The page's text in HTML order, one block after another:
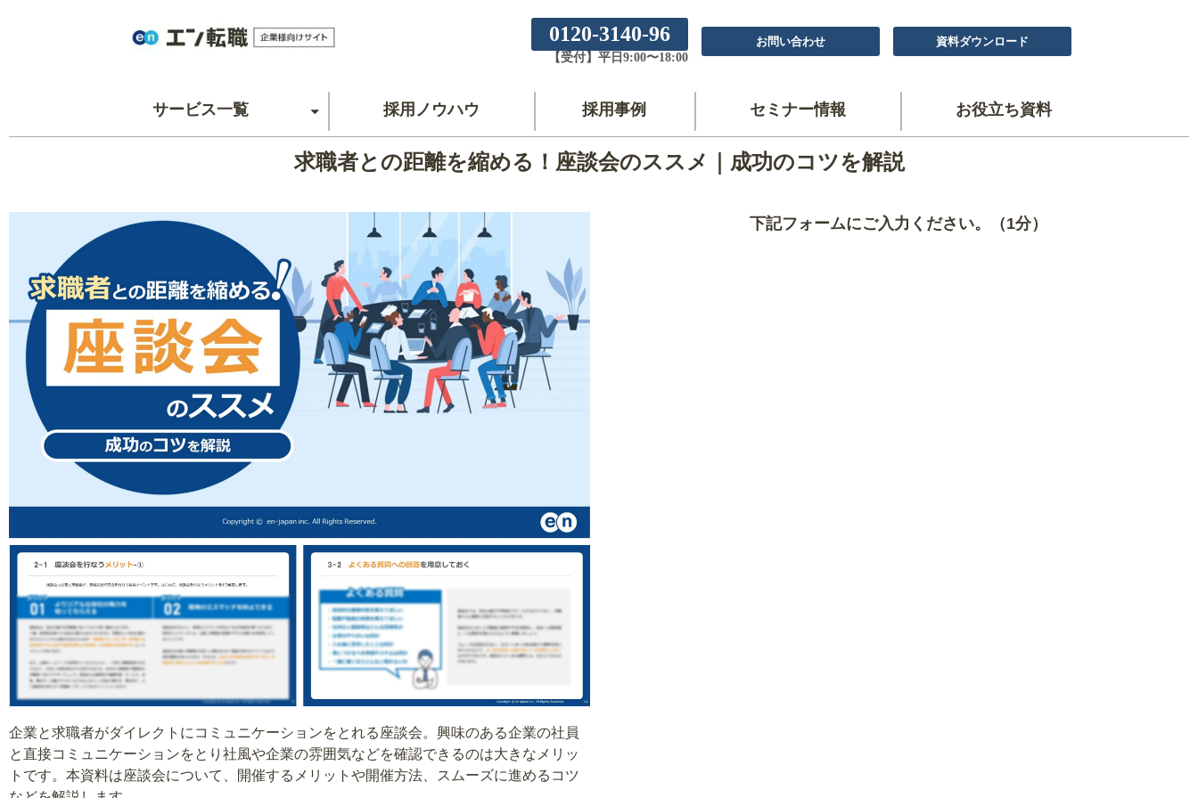
0120-3140-96
【受付】平日9:00〜18:00
お問い合わせ 資料ダウンロード
サービス一覧 採用ノウハウ 採用事例 セミナー情報 お役立ち資料
求職者との距離を縮める！座談会のススメ｜成功のコツを解説
企業と求職者がダイレクトにコミュニケーションをとれる座談会。興味のある企業の社員
と直接コミュニケーションをとり社風や企業の雰囲気などを確認できるのは大きなメリッ
トです。本資料は座談会について、開催するメリットや開催方法、スムーズに進めるコツ
下記フォームにご入力ください。（1分）